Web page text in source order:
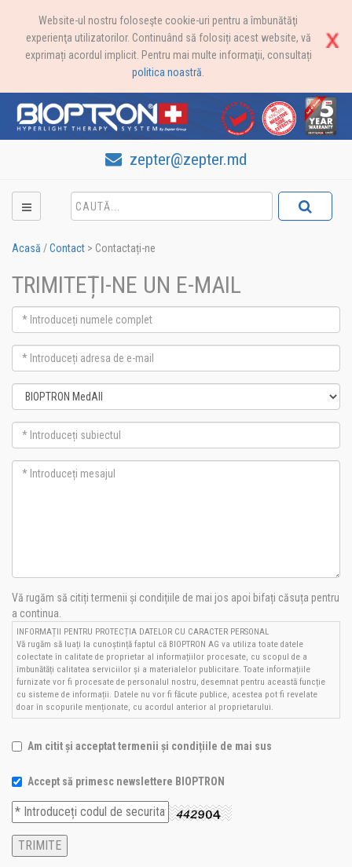
Website-ul nostru foloseşte cookie-uri pentru a îmbunătăţi
experienţa utilizatorilor. Continuând să folosiți acest website, vă
exprimați acordul implicit. Pentru mai multe informaţii, consultați
politica noastră
zepter@zepter.md
Acasă /Contact > Contactați-ne
TRIMITEȚI-NE UN E-MAIL
Vă rugăm să citiți termenii și condițiile de mai jos apoi bifați căsuța pentru
a continua.
INFORMAȚII PENTRU PROTECȚIA DATELOR CU CARACTER PERSONAL
Vă rugăm să luați la cunoștință faptul că BIOPTRON AG va utiliza toate datele
colectate în calitate de proprietar al informațiilor procesate, cu scopul de a
îmbunătăți calitatea serviciilor și a materialelor publicitare. Toate informațiile
furnizate vor fi procesate de personalul nostru, desemnat pentru această funcție
cu sisteme de informații. Datele nu vor fi făcute publice, acestea pot fi revelate
doar în scopurile menționate, cu acordul anterior al proprietarului.
Am citit și acceptat termenii și condițiile de mai sus
Accept să primesc newslettere BIOPTRON